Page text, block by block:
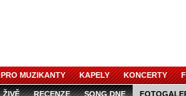
PRO MUZIKANTY KAPELY KONCERTY
ŽIVĚ RECENZE SONG DNE